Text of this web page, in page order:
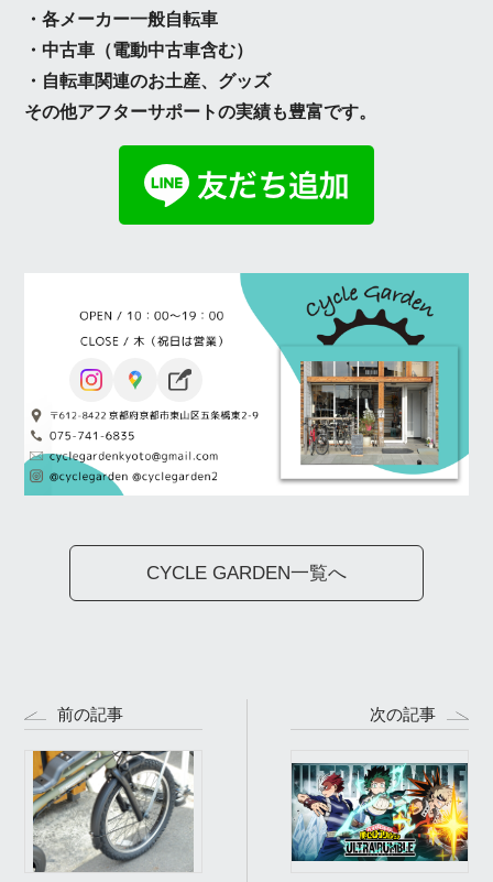
・各メーカー一般自転車
・中古車（電動中古車含む）
・自転車関連のお土産、グッズ
その他アフターサポートの実績も豊富です。
CYCLE GARDEN一覧へ
前の記事 次の記事